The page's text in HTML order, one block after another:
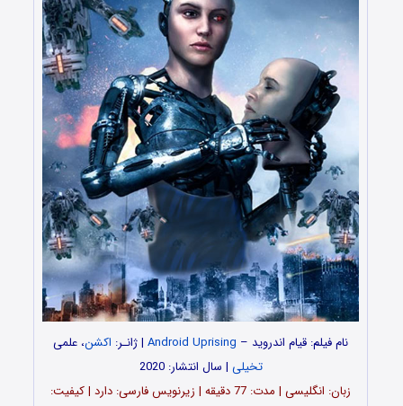
نام فیلم: قیام اندروید – Android Uprising | ژانـر: اکشن، علمی
تخیلی | سال انتشار: 2020
زبان: انگلیسی | مدت: 77 دقیقه | زیرنویس فارسی: دارد | کیفیت: